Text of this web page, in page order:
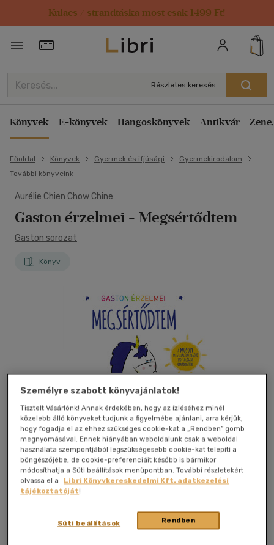
Kulacs / strandtáska most csak 1499 Ft!
Törzsvásárlói Kártya adatai
Részletes keresés
Könyvek E-könyvek Hangoskönyvek Antikvár
Főoldal Könyvek Gyermek és ifjúsági
Gyermekirodalom
További könyveink
Aurélie Chien Chow Chine
Gaston érzelmei - Megsértődtem
Gaston sorozat
Könyv
Kívánságlistához adom Megosztom
Scolar Kiadó Kft.|2026|magyar nyelvű|keménytábla
Személyre szabott könyvajánlatok!
Tisztelt Vásárlónk! Annak érdekében, hogy az ízléséhez minél
közelebb álló könyveket tudjunk a figyelmébe ajánlani, arra kérjük,
hogy fogadja el az ehhez szükséges cookie-kat a „Rendben” gomb
megnyomásával. Ennek hiányában weboldalunk csak a weboldal
használata szempontjából legszükségesebb cookie-kat telepíti a
böngészőjébe, de cookie-preferenciáit később is bármikor
módosíthatja a Süti beállítások menüpontban. További részletekért
olvassa el a
Libri Könyvkereskedelmi Kft. adatkezelési
tájékoztatóját!
Rendben
Süti beállítások